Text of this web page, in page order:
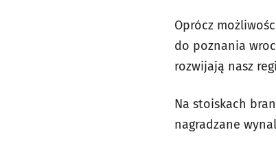
Oprócz
do poznania
rozwijają nasz
Na stoiskach
nagradzane